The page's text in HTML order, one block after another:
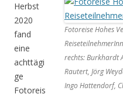
Fotoreise Hohes
rechts: Burkhardt
Rautert, Jörg
Ingo Hattendorf,
Herbst
2020
fand
eine
achttägi
ge
Fotoreis